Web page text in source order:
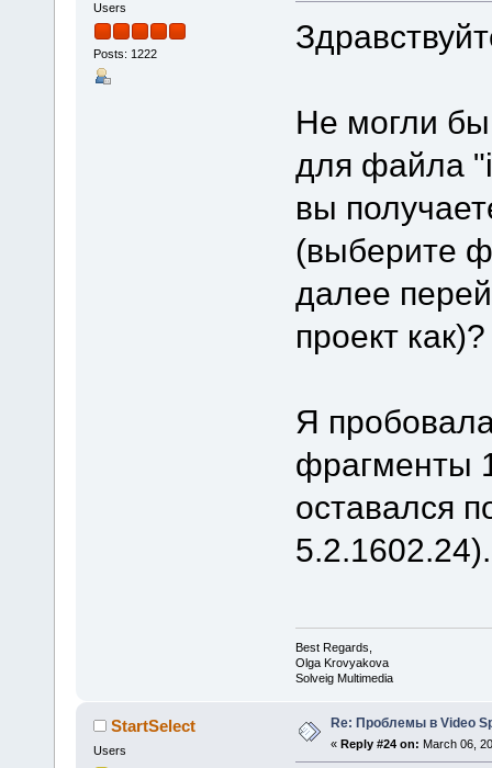
Users
Posts: 1222
Не могли
для файла
вы
(выберите
далее
проект как)?
Я
фрагменты
оставался
5.2.1602.24).
Best Regards,
Olga Krovyakova
Solveig Multimedia
StartSelect
Users
Re: Проблемы в Video
« Reply #24 on: March 06,